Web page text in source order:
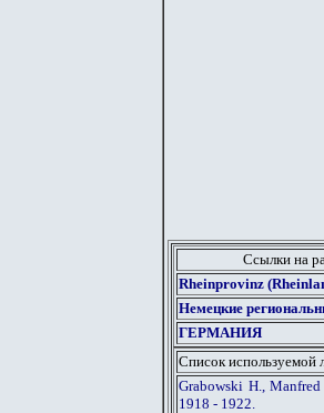
Ссылки на
Rheinprovinz
Немецкие
ГЕРМАНИЯ
Список используемой
Grabowski H.,
1918 - 1922.